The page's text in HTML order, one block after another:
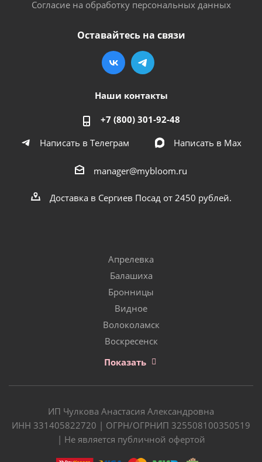
Согласие на обработку персональных данных
Оставайтесь на связи
Наши контакты
+7 (800) 301-92-48
Написать в Телеграм
Написать в Мах
manager@mybloom.ru
Доставка в Сергиев Посад от 2450 рублей.
Апрелевка
Балашиха
Бронницы
Видное
Волоколамск
Воскресенск
Показать
ИП Чулкова Анастасия Александровна
ИНН 331405822720 | ОГРН/ОГРНИП 325508100350519
| Не является публичной офертой